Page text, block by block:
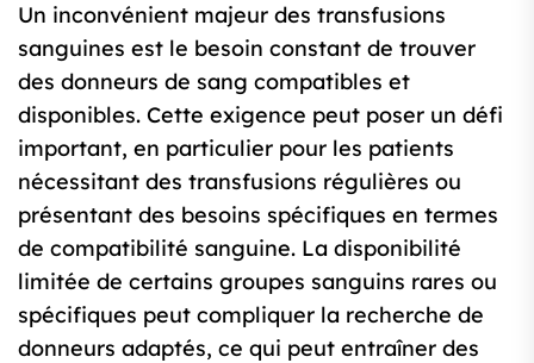
Un inconvénient majeur des transfusions
sanguines est le besoin constant de trouver
des donneurs de sang compatibles et
disponibles. Cette exigence peut poser un défi
important, en particulier pour les patients
nécessitant des transfusions régulières ou
présentant des besoins spécifiques en termes
de compatibilité sanguine. La disponibilité
limitée de certains groupes sanguins rares ou
spécifiques peut compliquer la recherche de
donneurs adaptés, ce qui peut entraîner des